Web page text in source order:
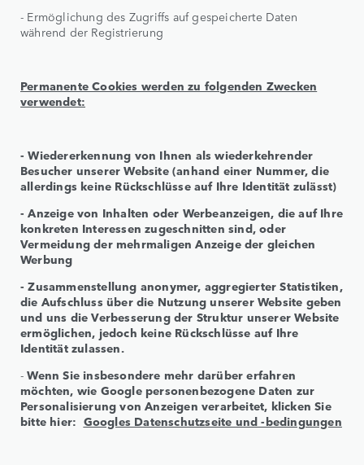
- Ermöglichung des Zugriffs auf gespeicherte Daten
während der Registrierung
Permanente Cookies werden zu folgenden Zwecken
verwendet:
- Wiedererkennung von Ihnen als wiederkehrender
Besucher unserer Website (anhand einer Nummer, die
allerdings keine Rückschlüsse auf Ihre Identität zulässt)
- Anzeige von Inhalten oder Werbeanzeigen, die auf Ihre
konkreten Interessen zugeschnitten sind, oder
Vermeidung der mehrmaligen Anzeige der gleichen
Werbung
- Zusammenstellung anonymer, aggregierter Statistiken,
die Aufschluss über die Nutzung unserer Website geben
und uns die Verbesserung der Struktur unserer Website
ermöglichen, jedoch keine Rückschlüsse auf Ihre
Identität zulassen.
- Wenn Sie insbesondere mehr darüber erfahren
möchten, wie Google personenbezogene Daten zur
Personalisierung von Anzeigen verarbeitet, klicken Sie
bitte hier: Googles Datenschutzseite und -bedingungen